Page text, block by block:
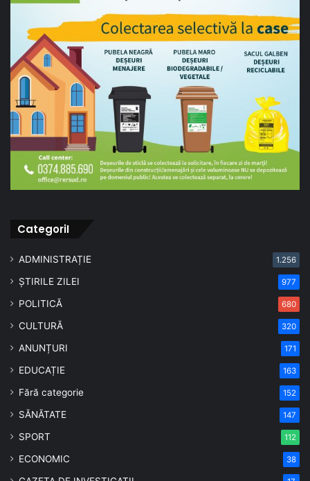
CategoriI
ADMINISTRAȚIE 1.256
ȘTIRILE ZILEI 977
POLITICĂ 680
CULTURĂ 320
ANUNȚURI 171
EDUCAȚIE 163
Fără categorie 152
SĂNĂTATE 147
SPORT 112
ECONOMIC 38